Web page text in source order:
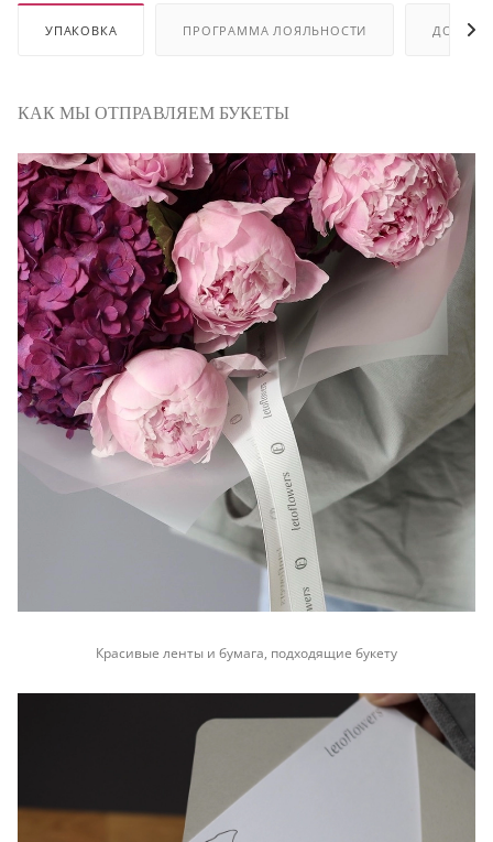
УПАКОВКА ПРОГРАММА ЛОЯЛЬНОСТИ
КАК МЫ ОТПРАВЛЯЕМ БУКЕТЫ
Красивые ленты и бумага, подходящие букету